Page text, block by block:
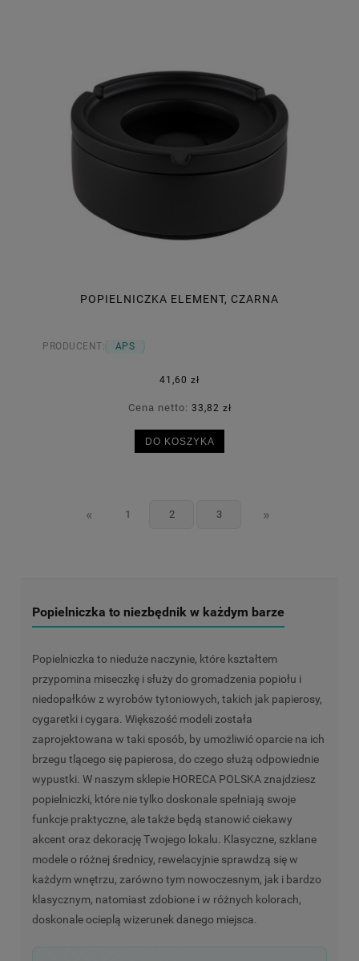
POPIELNICZKA ELEMENT, CZARNA
PRODUCENT: APS
41,60 zł
Cena netto: 33,82 zł
DO KOSZYKA
« 1 2 3 »
Popielniczka to niezbędnik w każdym barze
Popielniczka to nieduże naczynie, które kształtem
przypomina miseczkę i służy do gromadzenia popiołu i
niedopałków z wyrobów tytoniowych, takich jak papierosy,
cygaretki i cygara. Większość modeli została
zaprojektowana w taki sposób, by umożliwić oparcie na ich
brzegu tlącego się papierosa, do czego służą odpowiednie
wypustki. W naszym sklepie HORECA POLSKA znajdziesz
popielniczki, które nie tylko doskonale spełniają swoje
funkcje praktyczne, ale także będą stanowić ciekawy
akcent oraz dekorację Twojego lokalu. Klasyczne, szklane
modele o różnej średnicy, rewelacyjnie sprawdzą się w
każdym wnętrzu, zarówno tym nowoczesnym, jak i bardzo
klasycznym, natomiast zdobione i w różnych kolorach,
doskonale ocieplą wizerunek danego miejsca.